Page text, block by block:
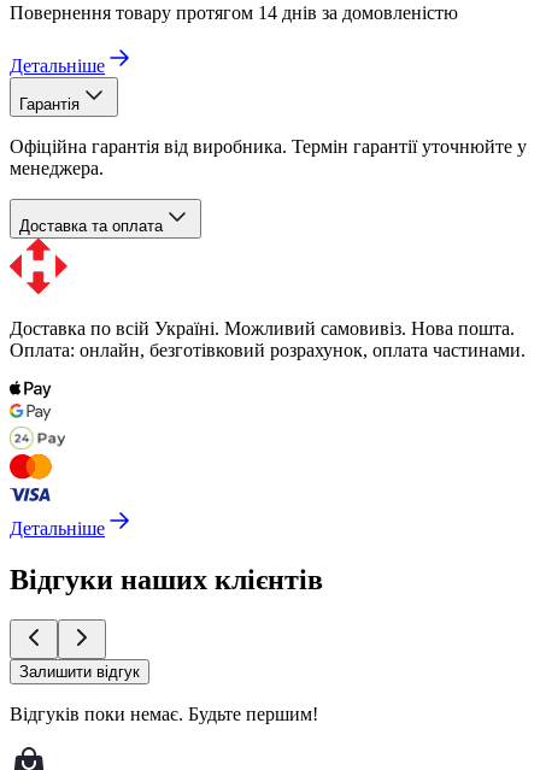
Повернення товару протягом 14 днів за домовленістю
Детальніше
Гарантія
Офіційна гарантія від виробника. Термін гарантії уточнюйте у
менеджера.
Доставка та оплата
Доставка по всій Україні. Можливий самовивіз. Нова пошта.
Оплата: онлайн, безготівковий розрахунок, оплата частинами.
Детальніше
Відгуки наших клієнтів
Залишити відгук
Відгуків поки немає. Будьте першим!